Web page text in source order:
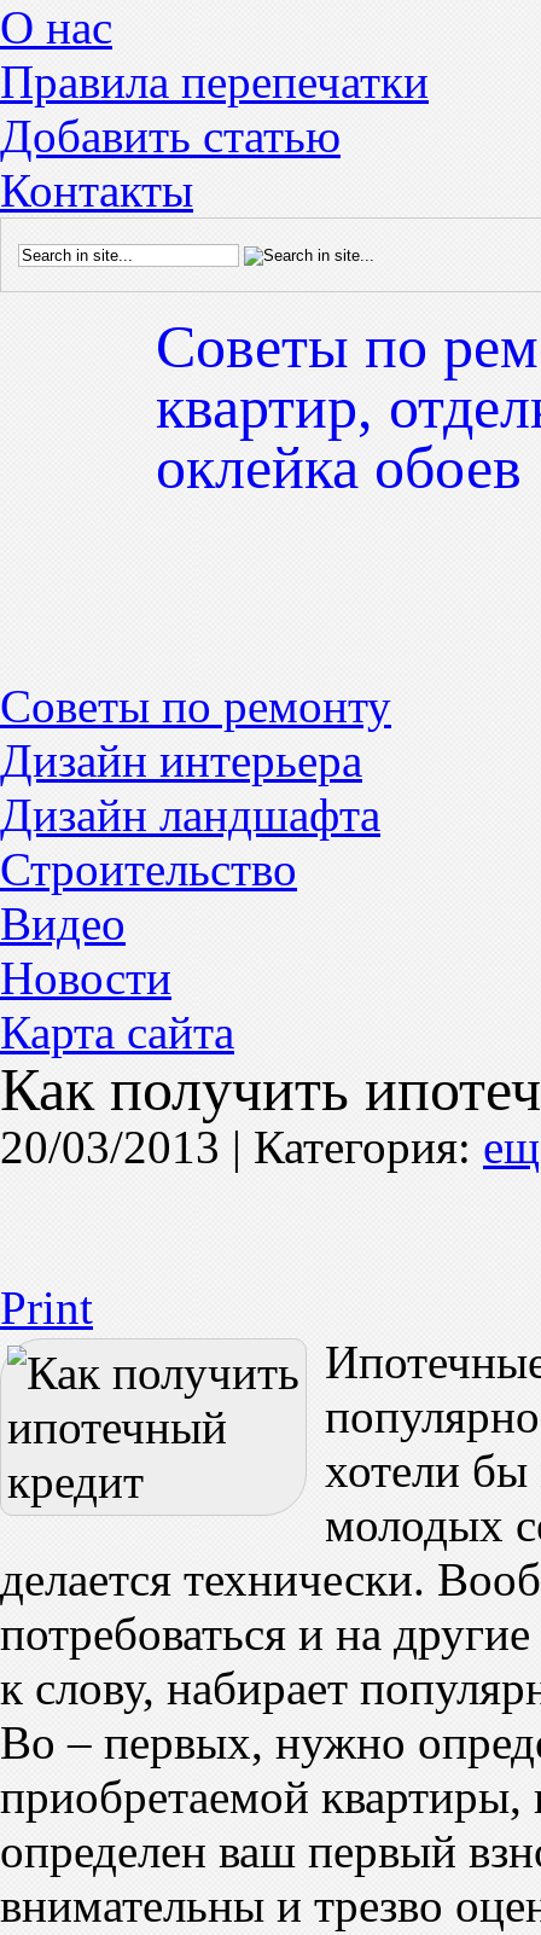
О нас
Правила перепечатки
Добавить статью
Контакты
Советы по
квартир,
оклейка обоев
Советы по ремонту
Дизайн интерьера
Дизайн ландшафта
Строительство
Видео
Новости
Карта сайта
Как получить
20/03/2013 | Категория:
Print
хотели бы
молодых
делается технически.
потребоваться и на
к слову, набирает
Во – первых, нужно
приобретаемой квартиры,
определен ваш первый
внимательны и трезво